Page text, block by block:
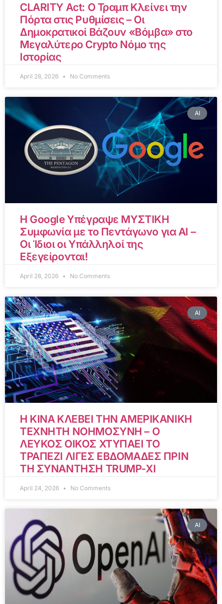
CLARITY Act: Ο Τραμπ Κλείνει την
Πόρτα στις Ρυθμίσεις – Οι
Δημοκρατικοί Βάζουν «Βόμβα» στο
Μεγαλύτερο Crypto Νόμο της
Ιστορίας
April 28, 2026 No Comments
AI
Η Google Υπέγραψε ΜΥΣΤΙΚΗ
Συμφωνία με το Πεντάγωνο για AI –
Οι Ίδιοι οι Υπάλληλοί της
Εξεγείρονται!
April 28, 2026 No Comments
AI
Η ΚΙΝΑ ΚΛΕΒΕΙ ΤΗΝ ΑΜΕΡΙΚΑΝΙΚΗ
ΤΕΧΝΗΤΗ ΝΟΗΜΟΣΥΝΗ – Ο
ΛΕΥΚΟΣ ΟΙΚΟΣ ΧΤΥΠΑΕΙ ΤΟ
ΤΡΑΠΕΖΙ ΛΙΓΕΣ ΕΒΔΟΜΑΔΕΣ ΠΡΙΝ
ΤΗ ΣΥΝΑΝΤΗΣΗ TRUMP-XI
April 24, 2026 No Comments
AI